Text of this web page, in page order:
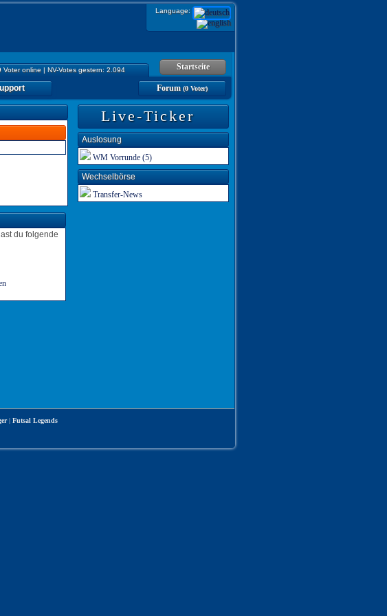
Language:
Voter online | NV-Votes gestern: 2.094 Startseite
Forum(0 Voter)
du folgende
Live-Ticker
Auslosung
WM Vorrunde (5)
Wechselbörse
Transfer-News
| Futsal Legends